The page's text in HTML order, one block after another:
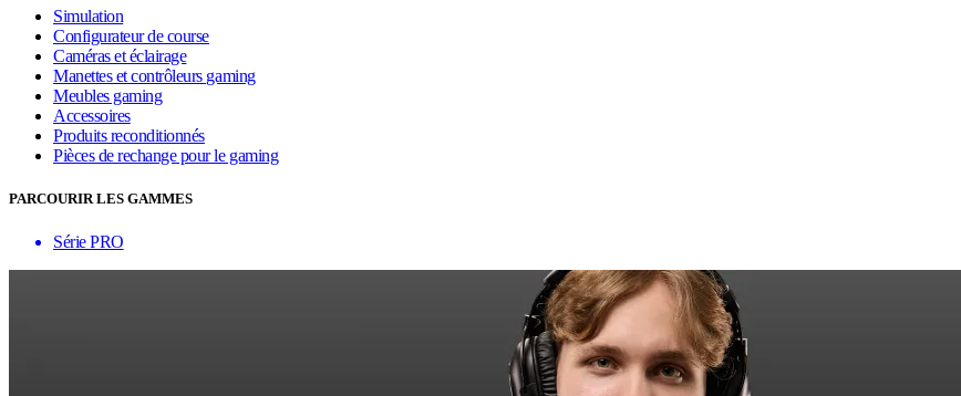
Simulation
Configurateur de course
Caméras et éclairage
Manettes et contrôleurs gaming
Meubles gaming
Accessoires
Produits reconditionnés
Pièces de rechange pour le gaming
PARCOURIR LES GAMMES
Série PRO